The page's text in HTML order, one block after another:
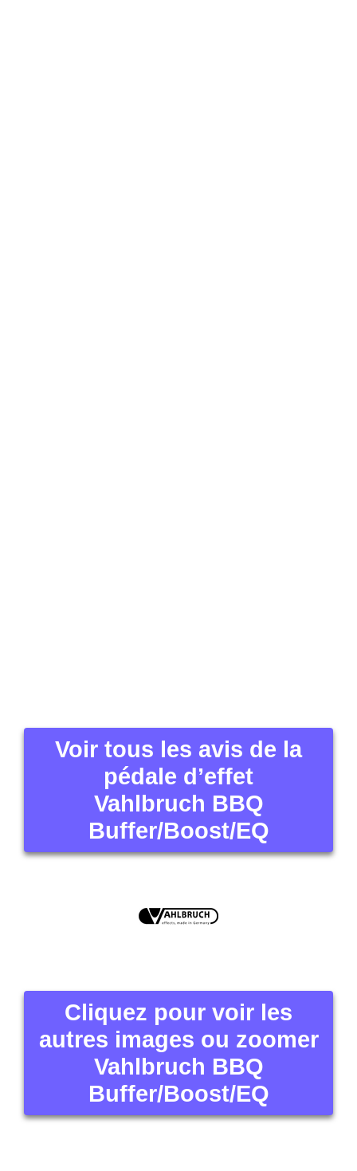
Voir tous les avis de la
pédale d’effet
Vahlbruch BBQ
Buffer/Boost/EQ
Cliquez pour voir les
autres images ou zoomer
Vahlbruch BBQ
Buffer/Boost/EQ